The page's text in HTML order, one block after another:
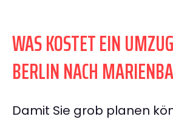
WAS KOSTET EIN
BERLIN NACH
Damit Sie grob planen